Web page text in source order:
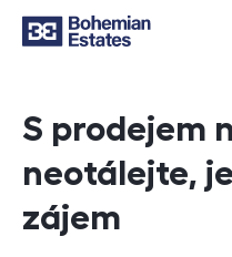
S prodejem
neotálejte,
zájem